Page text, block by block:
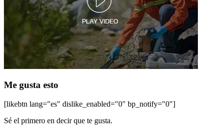
Me gusta esto
[likebtn lang="es" dislike_enabled="0" bp_notify="0"]
Sé el primero en decir que te gusta.